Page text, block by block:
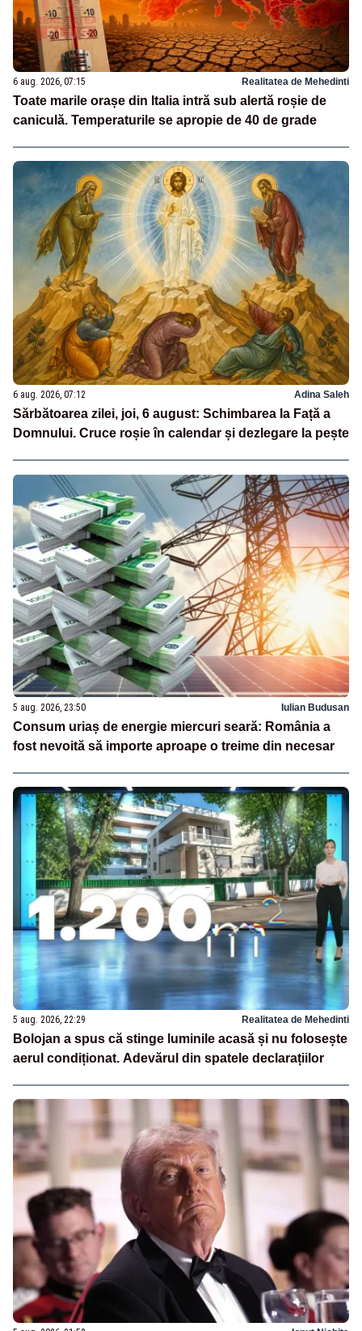
6 aug. 2026, 07:15 Realitatea de Mehedinti
Toate marile orașe din Italia intră sub alertă roșie de
caniculă. Temperaturile se apropie de 40 de grade
6 aug. 2026, 07:12 Adina Saleh
Sărbătoarea zilei, joi, 6 august: Schimbarea la Față a
Domnului. Cruce roșie în calendar și dezlegare la pește
5 aug. 2026, 23:50 Iulian Budusan
Consum uriaș de energie miercuri seară: România a
fost nevoită să importe aproape o treime din necesar
5 aug. 2026, 22:29 Realitatea de Mehedinti
Bolojan a spus că stinge luminile acasă și nu folosește
aerul condiționat. Adevărul din spatele declarațiilor